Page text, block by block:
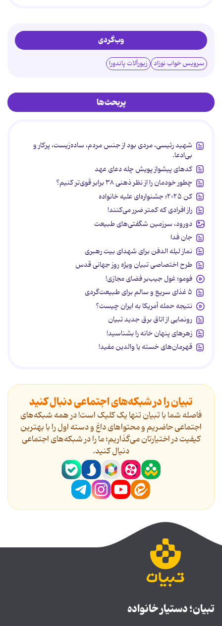
وب‌گردی
سرویس خواب نوزاد زیورآلات پاندورا
پربحث‌ها
شهید رئیسی، مردی بود از جنس مردم، ساده‌زیست، پرکار و
بی‌ادعا.
کدهای پیشواز پویش چله دعای عهد
چطور خودمان را از نظر ذهنی ۳۸ برابر قوی‌تر کنیم؟
کن ۲۰۲۵؛ جشنواره‌ای علیه خانواده
راز افرادی که کمتر ضرر می‌کنند!
دورود، سرزمین شگفتی‌های طبیعت
جان فدا
نماز لیله الدفن برای شهدای بیت رهبری
طرح اختصاصی تبیان ویژه روز جهانی قدس
فومو؛ غول جیب‌بر فضای مجازی!
۵ غذای سریع و سالم برای طبیعت‌گردی
نتیجه حمله آمریکا به ایران چیست؟
رونمایی از اتاق برق جدید تبیان
زهرهای پنهان خانه را بشناسید!
قهرمان‌های خسته یا والدین مفید!
تبیان را در شبکه‌های اجتماعی دنبال کنید
فاصله شما با تبیان تنها یک کلیک است! در همه شبکه‌های
اجتماعی حاضریم و محتواهای داغ و دسته اول را با بهترین
کیفیت در اختیارتان می‌گذاریم؛ ما را در شبکه‌های اجتماعی
دنیال کنید.
تبیان؛ دستیار خانواده